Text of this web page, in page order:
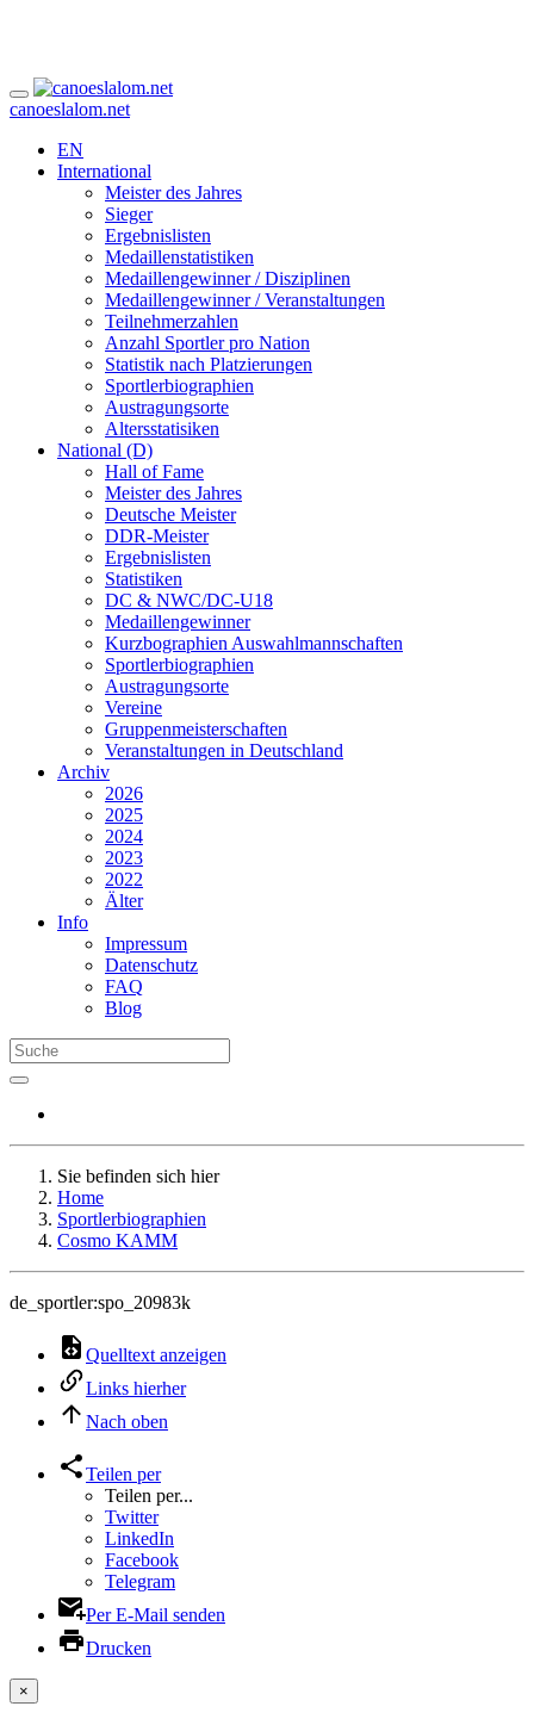
canoeslalom.net
EN
International
Meister des Jahres
Sieger
Ergebnislisten
Medaillenstatistiken
Medaillengewinner / Disziplinen
Medaillengewinner / Veranstaltungen
Teilnehmerzahlen
Anzahl Sportler pro Nation
Statistik nach Platzierungen
Sportlerbiographien
Austragungsorte
Altersstatisiken
National (D)
Hall of Fame
Meister des Jahres
Deutsche Meister
DDR-Meister
Ergebnislisten
Statistiken
DC & NWC/DC-U18
Medaillengewinner
Kurzbographien Auswahlmannschaften
Sportlerbiographien
Austragungsorte
Vereine
Gruppenmeisterschaften
Veranstaltungen in Deutschland
Archiv
2026
2025
2024
2023
2022
Älter
Info
Impressum
Datenschutz
FAQ
Blog
Sie befinden sich hier
Home
Sportlerbiographien
Cosmo KAMM
de_sportler:spo_20983k
Quelltext anzeigen
Links hierher
Nach oben
Teilen per
Teilen per...
Twitter
LinkedIn
Facebook
Telegram
Per E-Mail senden
Drucken
×